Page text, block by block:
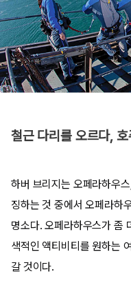
철근 다리를 오르다,
하버 브리지는 오페라하우
징하는 것 중에서 오페라하
명소다. 오페라하우스가 좀
색적인 액티비티를 원하는
갈 것이다.